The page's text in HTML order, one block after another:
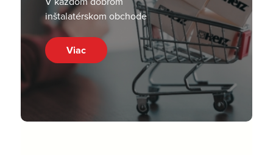
inštalatérskom obchode
Viac